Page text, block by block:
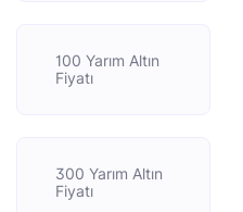
100 Yarım Altın
Fiyatı
300 Yarım Altın
Fiyatı